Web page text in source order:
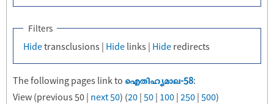
Filters
Hidetransclusions | Hide links | Hide redirects
The following pages link to ഐതിഹ്യമാല-58:
View (previous 50 | next 50) (20 | 50 | 100 | 250 | 500)